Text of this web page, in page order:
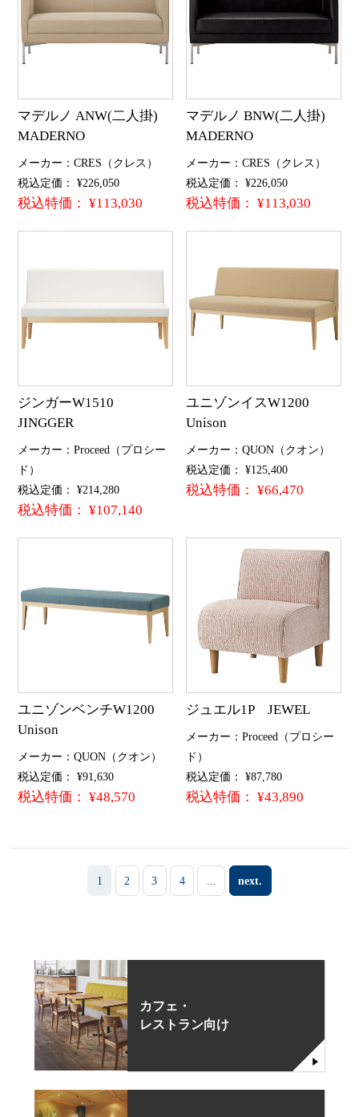
マデルノ ANW(二人掛)
MADERNO
メーカー：CRES（クレス）
税込定価： ¥226,050
税込特価： ¥113,030
マデルノ BNW(二人掛)
MADERNO
メーカー：CRES（クレス）
税込定価： ¥226,050
税込特価： ¥113,030
ジンガーW1510
JINGGER
メーカー：Proceed（プロシー
ド）
税込定価： ¥214,280
税込特価： ¥107,140
ユニゾンイスW1200
Unison
メーカー：QUON（クオン）
税込定価： ¥125,400
税込特価： ¥66,470
ユニゾンベンチW1200
Unison
メーカー：QUON（クオン）
税込定価： ¥91,630
税込特価： ¥48,570
ジュエル1P JEWEL
メーカー：Proceed（プロシー
ド）
税込定価： ¥87,780
税込特価： ¥43,890
1 2 3 4 next.
カフェ・
レストラン向け